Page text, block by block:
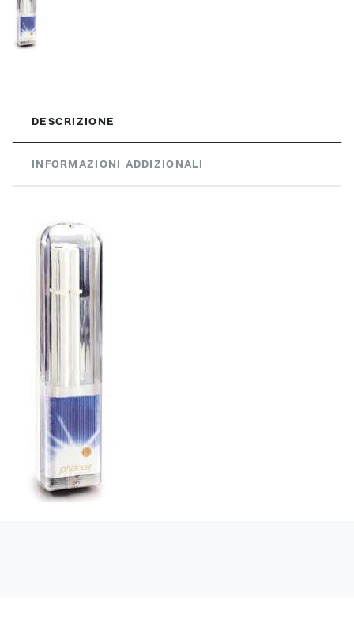
DESCRIZIONE
INFORMAZIONI ADDIZIONALI